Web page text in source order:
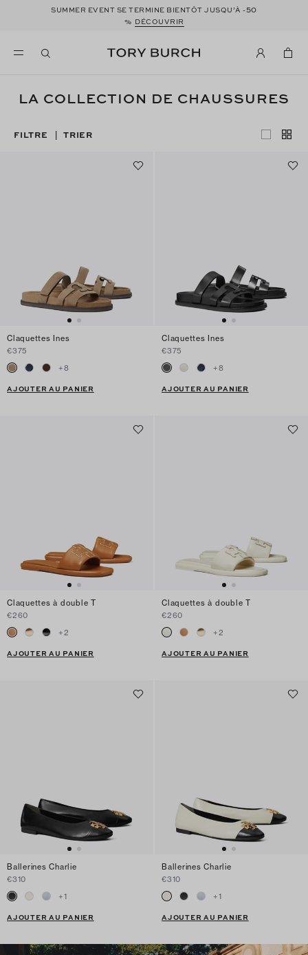
SUMMER EVENT SE TERMINE BIENTÔT JUSQU’À -50
% DÉCOUVRIR
LA COLLECTION DE CHAUSSURES
FILTRE | TRIER
Claquettes Ines
€375
+8
AJOUTER AU PANIER
Claquettes Ines
€375
+8
AJOUTER AU PANIER
Claquettes à double T
€260
+2
AJOUTER AU PANIER
Claquettes à double T
€260
+2
AJOUTER AU PANIER
Ballerines Charlie
€310
+1
AJOUTER AU PANIER
Ballerines Charlie
€310
+1
AJOUTER AU PANIER